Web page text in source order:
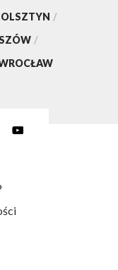
OLSZTYN /
/